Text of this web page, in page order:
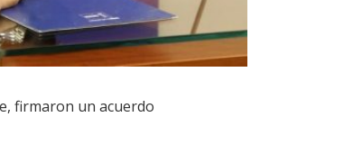
firmaron un acuerdo